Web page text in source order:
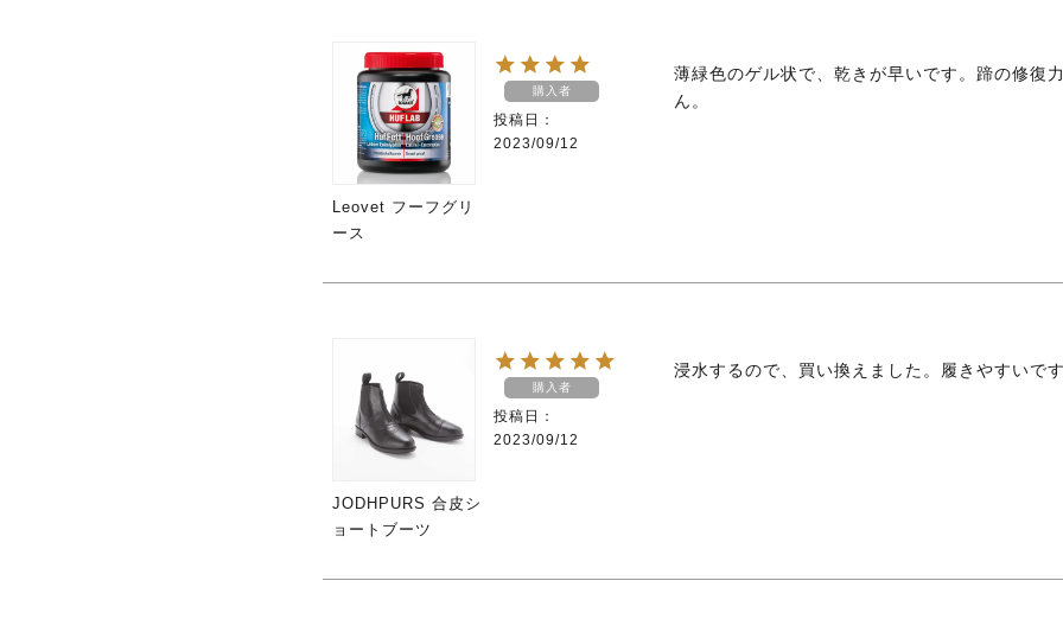
Leovet フーフグリ
ース
購入者
投稿日
2023/09/12
薄緑色のゲル状で、乾きが早いです。蹄の修復
ん。
JODHPURS 合皮シ
ョートブーツ
購入者
投稿日
2023/09/12
浸水するので、買い換えました。履きやすいです